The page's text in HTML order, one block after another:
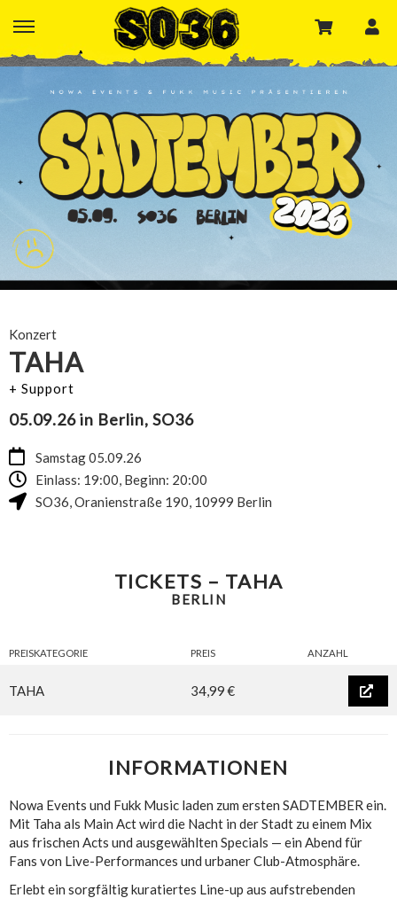
Konzert
TAHA
+ Support
05.09.26 in Berlin, SO36
Samstag 05.09.26
Einlass: 19:00, Beginn: 20:00
SO36,Oranienstraße 190, 10999 Berlin
TICKETS – TAHA
BERLIN
PREISKATEGORIE PREIS ANZAHL
TAHA 34,99 €
INFORMATIONEN
Nowa Events und Fukk Music laden zum ersten SADTEMBER ein.
Mit Taha als Main Act wird die Nacht in der Stadt zu einem Mix
aus frischen Acts und ausgewählten Specials — ein Abend für
Fans von Live-Performances und urbaner Club-Atmosphäre.
Erlebt ein sorgfältig kuratiertes Line-up aus aufstrebenden